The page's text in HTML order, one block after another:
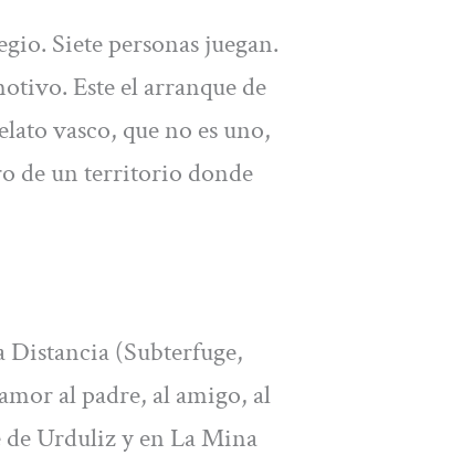
Siete personas juegan.
Este el arranque de
vasco, que no es uno,
de un territorio donde
Distancia (Subterfuge,
al padre, al amigo, al
de Urduliz y en La Mina